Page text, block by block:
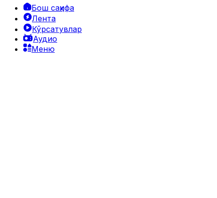
Бош саҳифа
Лента
Кўрсатувлар
Аудио
Меню